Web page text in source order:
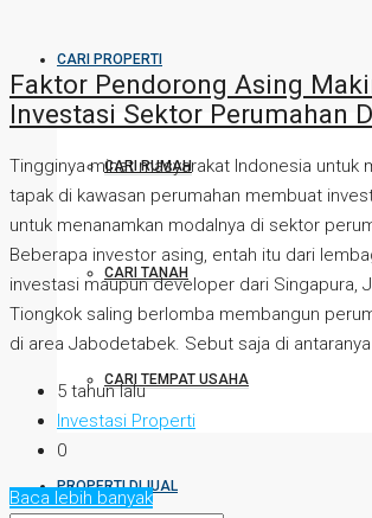
CARI PROPERTI
CARI RUMAH
CARI TANAH
CARI TEMPAT USAHA
PROPERTI DIJUAL
Faktor Pendorong Asing
Investasi Sektor Perumahan
Tingginya minat masyarakat Indonesia untuk
tapak di kawasan perumahan membuat
untuk menanamkan modalnya di sektor
Beberapa investor asing, entah itu dari
investasi maupun developer dari Singapura,
Tiongkok saling berlomba membangun
di area Jabodetabek. Sebut saja di
5 tahun lalu
Investasi Properti
0
Baca lebih banyak